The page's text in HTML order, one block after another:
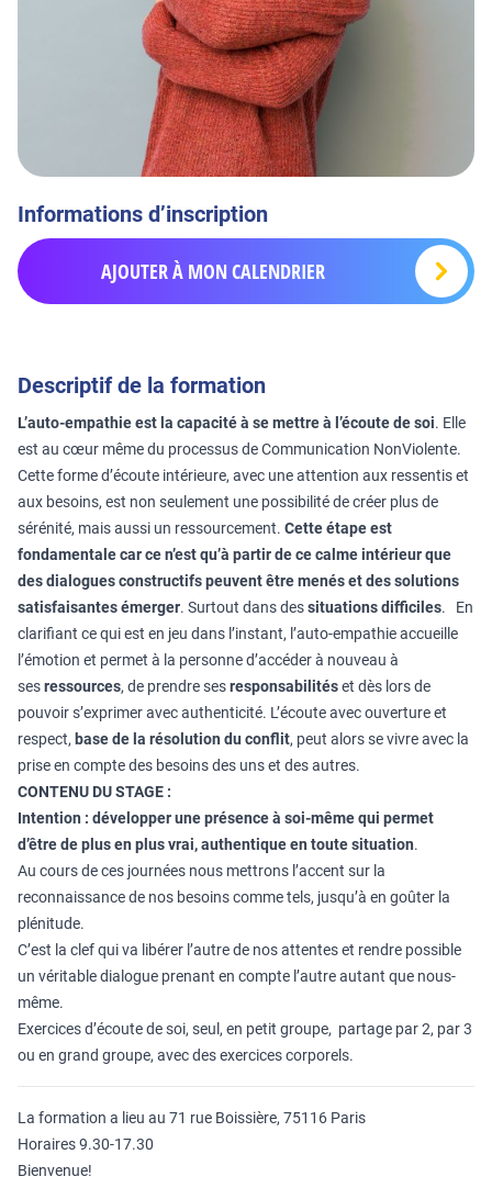
Informations d’inscription
AJOUTER À MON CALENDRIER
Descriptif de la formation
L’auto-empathie est la capacité à se mettre à l’écoute de soi. Elle
est au cœur même du processus de Communication NonViolente.
Cette forme d’écoute intérieure, avec une attention aux ressentis et
aux besoins, est non seulement une possibilité de créer plus de
sérénité, mais aussi un ressourcement. Cette étape est
fondamentale car ce n’est qu’à partir de ce calme intérieur que
des dialogues constructifs peuvent être menés et des solutions
satisfaisantes émerger. Surtout dans dessituations difficiles. En
clarifiant ce qui est en jeu dans l’instant, l’auto-empathie accueille
l’émotion et permet à la personne d’accéder à nouveau à
sesressources, de prendre sesresponsabilitéset dès lors de
pouvoir s’exprimer avec authenticité. L’écoute avec ouverture et
respect, base de la résolution du conflit, peut alors se vivre avec la
prise en compte des besoins des uns et des autres.
CONTENU DU STAGE :
Intention : développer une présence à soi-même qui permet
d’être de plus en plus vrai, authentique en toute situation.
Au cours de ces journées nous mettrons l’accent sur la
reconnaissance de nos besoins comme tels, jusqu’à en goûter la
plénitude.
C’est la clef qui va libérer l’autre de nos attentes et rendre possible
un véritable dialogue prenant en compte l’autre autant que nous-
même.
Exercices d’écoute de soi, seul, en petit groupe, partage par 2, par 3
ou en grand groupe, avec des exercices corporels.
La formation a lieu au 71 rue Boissière, 75116 Paris
Horaires 9.30-17.30
Bienvenue!